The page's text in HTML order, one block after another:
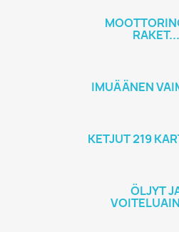
RAKET...
IMUÄÄNEN
KETJUT 219
ÖLJYT